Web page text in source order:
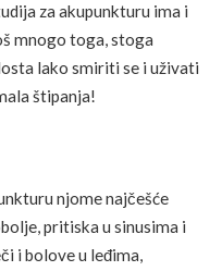
za akupunkturu ima i
mnogo toga, stoga
lako smiriti se i uživati
štipanja!
njome najčešće
pritiska u sinusima i
i bolove u leđima,